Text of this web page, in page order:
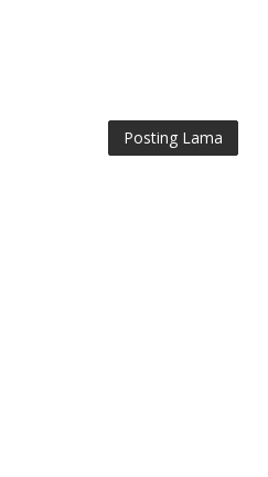
Posting Lama